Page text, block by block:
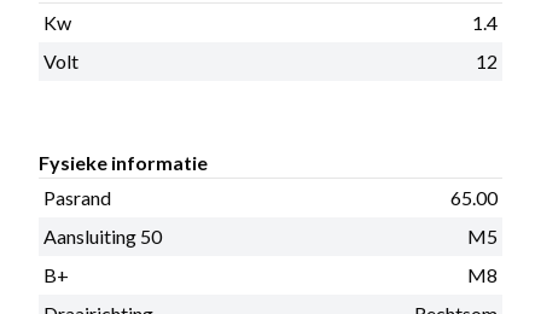
Kw
1.4
Volt
12
Fysieke informatie
Pasrand
65.00
Aansluiting 50
M5
B+
M8